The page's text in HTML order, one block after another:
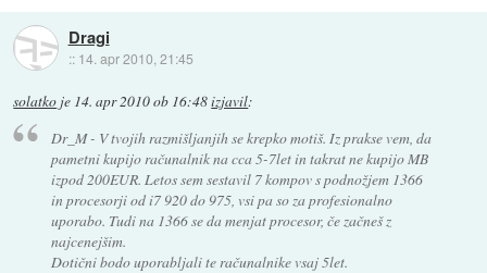
Dragi
:: 14. apr 2010, 21:45
solatko je 14. apr 2010 ob 16:48izjavil:
Dr_M - V tvojih razmišljanjih se krepko motiš. Iz prakse vem, da
pametni kupijo računalnik na cca 5-7let in takrat ne kupijo MB
izpod 200EUR. Letos sem sestavil 7 kompov s podnožjem 1366
in procesorji od i7 920 do 975, vsi pa so za profesionalno
uporabo. Tudi na 1366 se da menjat procesor, če začneš z
najcenejšim.
Dotični bodo uporabljali te računalnike vsaj 5let.